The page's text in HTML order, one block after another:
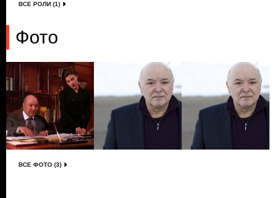
ВСЕ РОЛИ (1)
Фото
ВСЕ ФОТО (3)